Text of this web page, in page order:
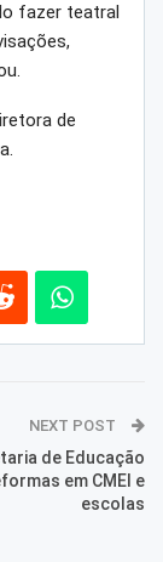
fazer teatral
de
NEXT POST
de Educação
em CMEI e
escolas